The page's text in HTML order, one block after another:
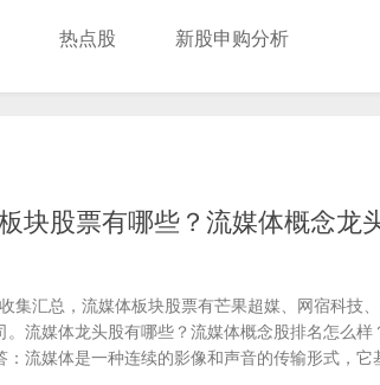
热点股 新股申购分析
块股票有哪些？流媒体概念龙
集汇总，流媒体板块股票有芒果超媒、网宿科技
流媒体龙头股有哪些？流媒体概念股排名怎么样
流媒体是一种连续的影像和声音的传输形式，它